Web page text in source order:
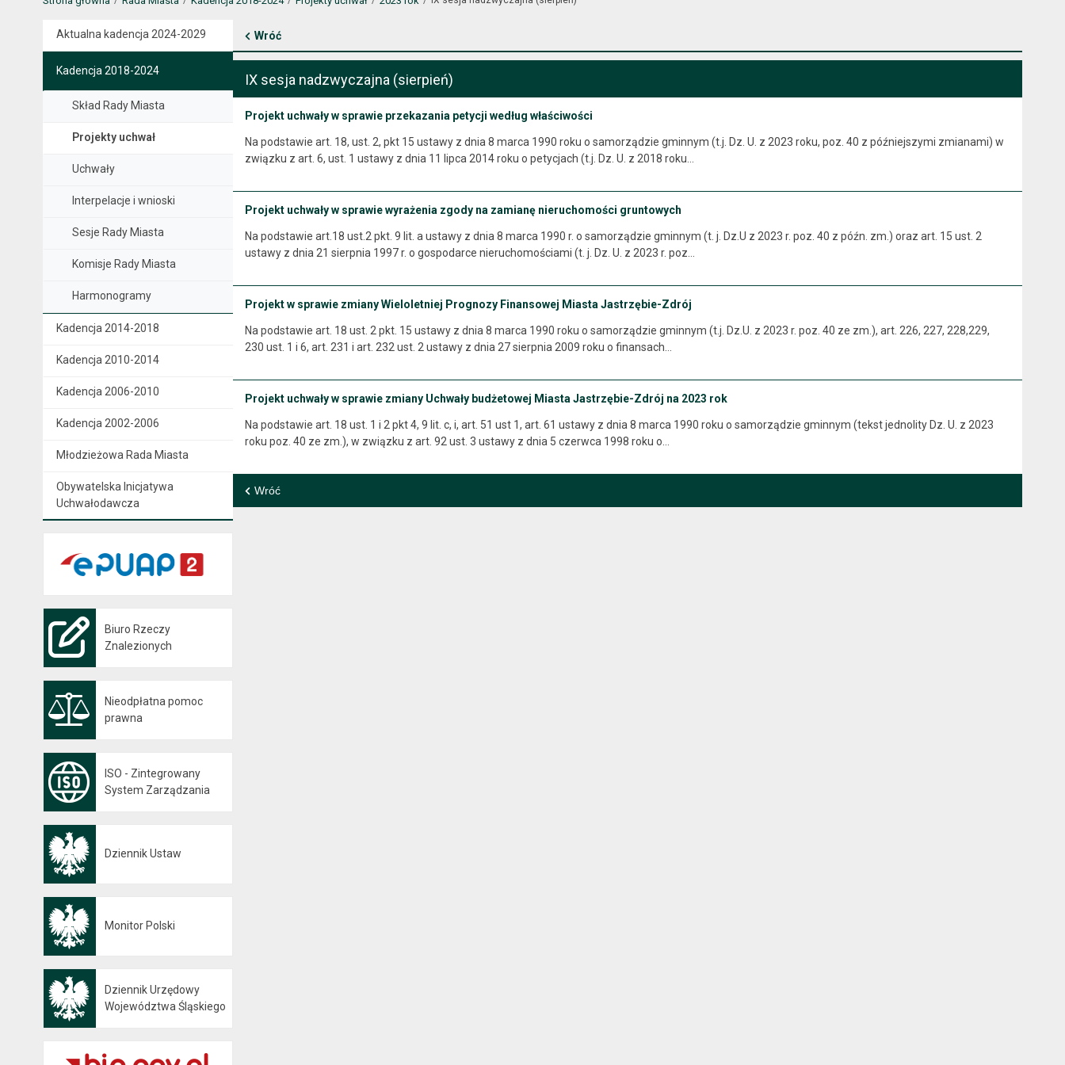
Aktualna kadencja 2024-2029
Kadencja 2018-2024
Skład Rady Miasta
Projekty uchwał
Uchwały
Interpelacje i wnioski
Sesje Rady Miasta
Komisje Rady Miasta
Harmonogramy
Kadencja 2014-2018
Kadencja 2010-2014
Kadencja 2006-2010
Kadencja 2002-2006
Młodzieżowa Rada Miasta
Obywatelska Inicjatywa
Uchwałodawcza
Biuro Rzeczy
Znalezionych
Nieodpłatna pomoc
prawna
ISO - Zintegrowany
System Zarządzania
Dziennik Ustaw
Monitor Polski
Dziennik Urzędowy
Województwa Śląskiego
Wróć
IX sesja nadzwyczajna (sierpień)
Projekt uchwały w sprawie przekazania petycji według właściwości
Na podstawie art. 18, ust. 2, pkt 15 ustawy z dnia 8 marca 1990 roku o samorządzie gminnym (t.j. Dz. U. z 2023 roku, poz. 40 z późniejszymi zmianami) w
związku z art. 6, ust. 1 ustawy z dnia 11 lipca 2014 roku o petycjach (t.j. Dz. U. z 2018 roku…
Projekt uchwały w sprawie wyrażenia zgody na zamianę nieruchomości gruntowych
Na podstawie art.18 ust.2 pkt. 9 lit. a ustawy z dnia 8 marca 1990 r. o samorządzie gminnym (t. j. Dz.U z 2023 r. poz. 40 z późn. zm.) oraz art. 15 ust. 2
ustawy z dnia 21 sierpnia 1997 r. o gospodarce nieruchomościami (t. j. Dz. U. z 2023 r. poz…
Projekt w sprawie zmiany Wieloletniej Prognozy Finansowej Miasta Jastrzębie-Zdrój
Na podstawie art. 18 ust. 2 pkt. 15 ustawy z dnia 8 marca 1990 roku o samorządzie gminnym (t.j. Dz.U. z 2023 r. poz. 40 ze zm.), art. 226, 227, 228,229,
230 ust. 1 i 6, art. 231 i art. 232 ust. 2 ustawy z dnia 27 sierpnia 2009 roku o finansach…
Projekt uchwały w sprawie zmiany Uchwały budżetowej Miasta Jastrzębie-Zdrój na 2023 rok
Na podstawie art. 18 ust. 1 i 2 pkt 4, 9 lit. c, i, art. 51 ust 1, art. 61 ustawy z dnia 8 marca 1990 roku o samorządzie gminnym (tekst jednolity Dz. U. z 2023
roku poz. 40 ze zm.), w związku z art. 92 ust. 3 ustawy z dnia 5 czerwca 1998 roku o…
Wróć